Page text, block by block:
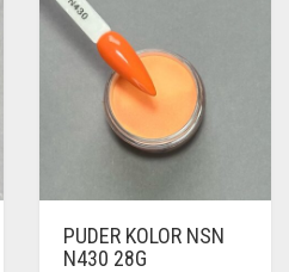
PUDER KOLOR NSN
N430 28G